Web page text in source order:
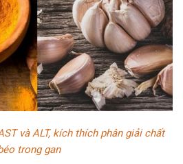
và ALT, kích thích phân giải chất
trong gan